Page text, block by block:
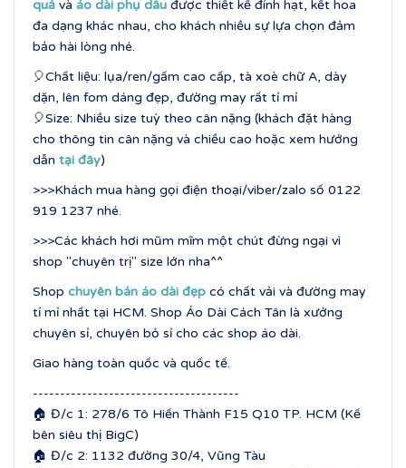
quả và áo dài phụ dâu được thiết kế đính hạt, kết hoa
đa dạng khác nhau, cho khách nhiều sự lựa chọn đảm
bảo hài lòng nhé.
🎈Chất liệu: lụa/ren/gấm cao cấp, tà xoè chữ A, dày
dặn, lên fom dáng đẹp, đường may rất tỉ mỉ
🎈Size: Nhiều size tuỳ theo cân nặng (khách đặt hàng
cho thông tin cân nặng và chiều cao hoặc xem hướng
dẫn tại đây)
>>>Khách mua hàng gọi điện thoại/viber/zalo số 0122
919 1237 nhé.
>>>Các khách hơi mũm mĩm một chút đừng ngại vì
shop "chuyên trị" size lớn nha^^
Shop chuyên bán áo dài đẹp có chất vải và đường may
tỉ mỉ nhất tại HCM. Shop Áo Dài Cách Tân là xưởng
chuyên sỉ, chuyên bỏ sỉ cho các shop áo dài.
Giao hàng toàn quốc và quốc tế.
--------------------------------------
🏠 Đ/c 1: 278/6 Tô Hiến Thành F15 Q10 TP. HCM (Kế
bên siêu thị BigC)
🏠 Đ/c 2: 1132 đường 30/4, Vũng Tàu